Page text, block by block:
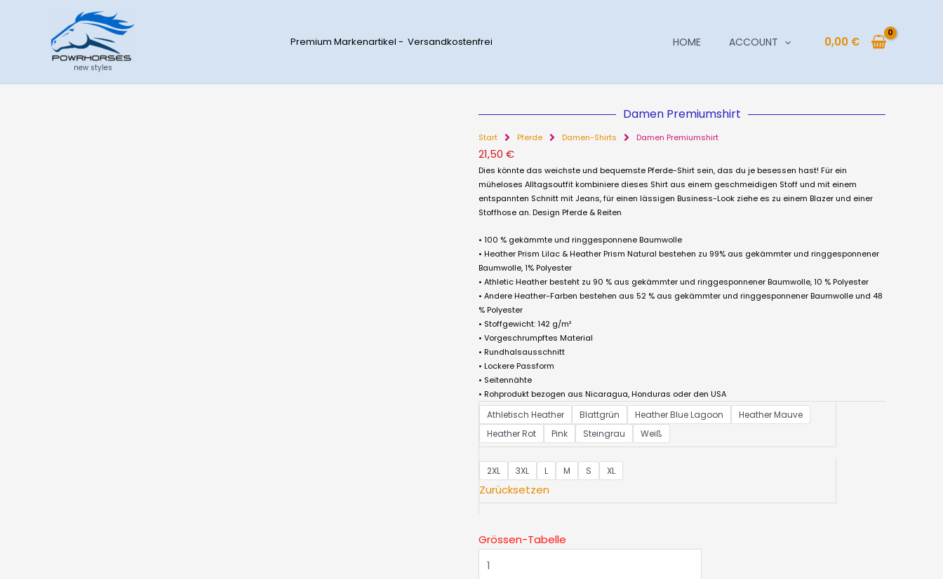
new styles
Premium Markenartikel - Versandkostenfrei HOME ACCOUNT 0,00 €
Damen Premiumshirt
Start Pferde Damen-Shirts Damen Premiumshirt
21,50 €
Dies könnte das weichste und bequemste Pferde-Shirt sein, das du je besessen hast! Für ein
müheloses Alltagsoutfit kombiniere dieses Shirt aus einem geschmeidigen Stoff und mit einem
entspannten Schnitt mit Jeans, für einen lässigen Business-Look ziehe es zu einem Blazer und einer
Stoffhose an. Design Pferde & Reiten
• 100 % gekämmte und ringgesponnene Baumwolle
• Heather Prism Lilac & Heather Prism Natural bestehen zu 99% aus gekämmter und ringgesponnener
Baumwolle, 1% Polyester
• Athletic Heather besteht zu 90 % aus gekämmter und ringgesponnener Baumwolle, 10 % Polyester
• Andere Heather-Farben bestehen aus 52 % aus gekämmter und ringgesponnener Baumwolle und 48
% Polyester
• Stoffgewicht: 142 g/m²
• Vorgeschrumpftes Material
• Rundhalsausschnitt
• Lockere Passform
• Seitennähte
• Rohprodukt bezogen aus Nicaragua, Honduras oder den USA
Athletisch Heather Blattgrün Heather Blue Lagoon
Heather Mauve
Heather Rot
Pink Steingrau Weiß
2XL 3XL L M S XL
Zurücksetzen
Grössen-Tabelle
Damen
Premiumshirt
Menge
Damen
Premiumshirt